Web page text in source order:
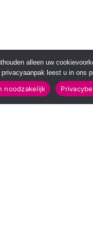
alleen uw
leest u in ons
noodzakelijk